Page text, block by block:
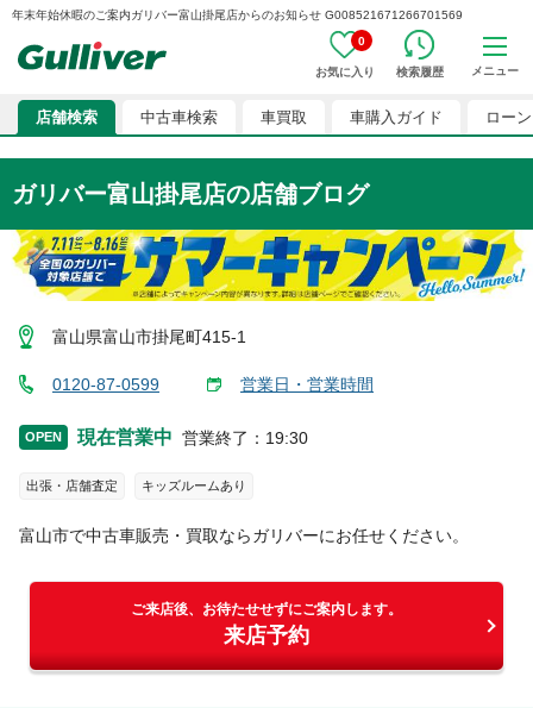
年末年始休暇のご案内ガリバー富山掛尾店からのお知らせ G008521671266701569
0
お気に入り 検索履歴 メニュー
店舗検索 中古車検索 車買取 車購入ガイド ローン
ガリバー富山掛尾店の店舗ブログ
富山県富山市掛尾町415-1
0120-87-0599 営業日・営業時間
OPEN 現在営業中 営業終了 ： 19:30
出張・店舗査定 キッズルームあり
富山市で中古車販売・買取ならガリバーにお任せください。
ご来店後、お待たせせずにご案内します。
来店予約